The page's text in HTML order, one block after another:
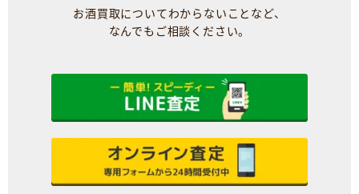
お酒買取についてわからないことなど、
なんでもご相談ください。